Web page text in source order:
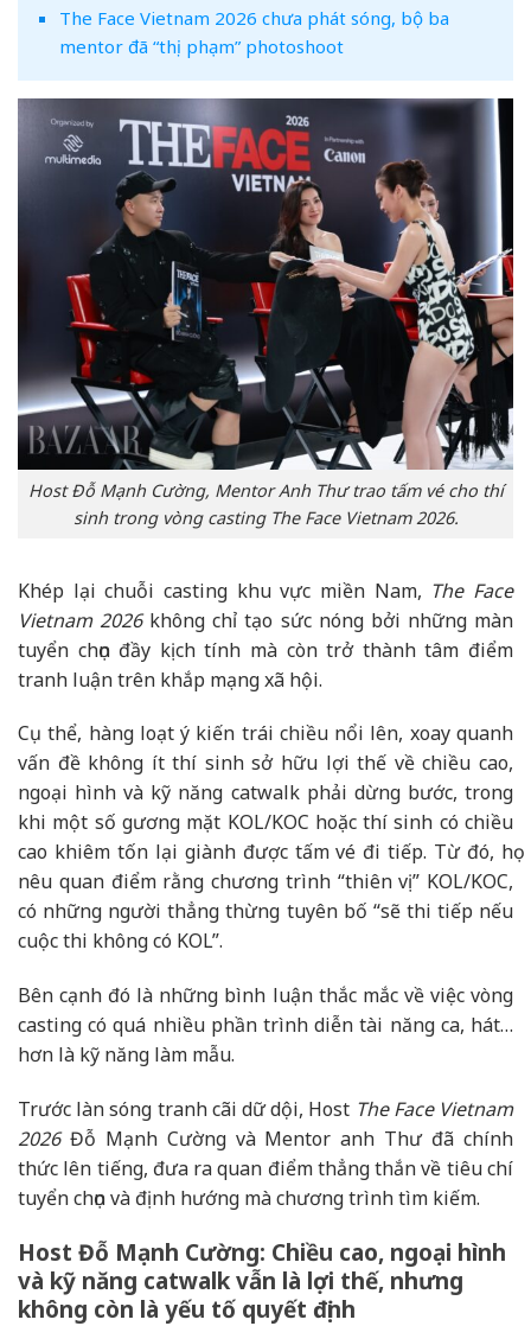
The Face Vietnam 2026 chưa phát sóng, bộ ba
mentor đã “thị phạm” photoshoot
Host Đỗ Mạnh Cường, Mentor Anh Thư trao tấm vé cho thí
sinh trong vòng casting The Face Vietnam 2026.
Khép lại chuỗi casting khu vực miền Nam, The Face
Vietnam 2026không chỉ tạo sức nóng bởi những màn
tuyển chọn đầy kịch tính mà còn trở thành tâm điểm
tranh luận trên khắp mạng xã hội.
Cụ thể, hàng loạt ý kiến trái chiều nổi lên, xoay quanh
vấn đề không ít thí sinh sở hữu lợi thế về chiều cao,
ngoại hình và kỹ năng catwalk phải dừng bước, trong
khi một số gương mặt KOL/KOC hoặc thí sinh có chiều
cao khiêm tốn lại giành được tấm vé đi tiếp. Từ đó, họ
nêu quan điểm rằng chương trình “thiên vị” KOL/KOC,
có những người thẳng thừng tuyên bố “sẽ thi tiếp nếu
cuộc thi không có KOL”.
Bên cạnh đó là những bình luận thắc mắc về việc vòng
casting có quá nhiều phần trình diễn tài năng ca, hát…
hơn là kỹ năng làm mẫu.
Trước làn sóng tranh cãi dữ dội, Host The Face Vietnam
2026Đỗ Mạnh Cường và Mentor anh Thư đã chính
thức lên tiếng, đưa ra quan điểm thẳng thắn về tiêu chí
tuyển chọn và định hướng mà chương trình tìm kiếm.
Host Đỗ Mạnh Cường: Chiều cao, ngoại hình
và kỹ năng catwalk vẫn là lợi thế, nhưng
không còn là yếu tố quyết định